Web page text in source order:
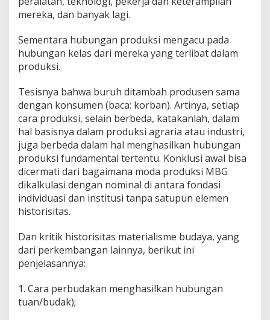
mereka, dan banyak lagi.
Sementara hubungan produksi mengacu pada
hubungan kelas dari mereka yang terlibat dalam
produksi.
Tesisnya bahwa buruh ditambah produsen sama
dengan konsumen (baca: korban). Artinya, setiap
cara produksi, selain berbeda, katakanlah, dalam
hal basisnya dalam produksi agraria atau industri,
juga berbeda dalam hal menghasilkan hubungan
produksi fundamental tertentu. Konklusi awal bisa
dicermati dari bagaimana moda produksi MBG
dikalkulasi dengan nominal di antara fondasi
individuasi dan institusi tanpa satupun elemen
historisitas.
Dan kritik historisitas materialisme budaya, yang
dari perkembangan lainnya, berikut ini
penjelasannya:
1. Cara perbudakan menghasilkan hubungan
tuan/budak);